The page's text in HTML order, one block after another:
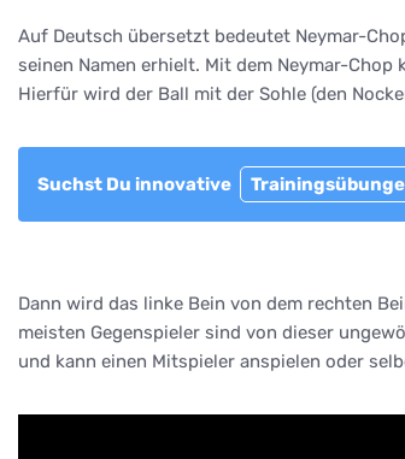
Auf Deutsch übersetzt bedeutet Neymar-
seinen Namen erhielt. Mit dem Neymar-
Hierfür wird der Ball mit der Sohle (den
Suchst Du innovative
Dann wird das linke Bein von dem rechten
meisten Gegenspieler sind von dieser
und kann einen Mitspieler anspielen oder